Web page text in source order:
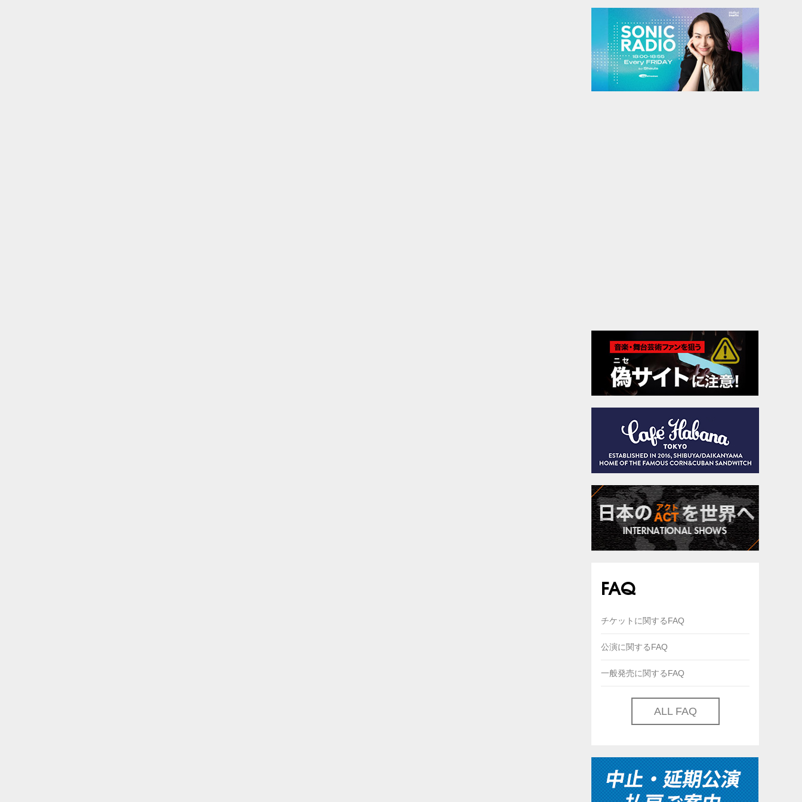
FAQ
チケットに関するFAQ
公演に関するFAQ
一般発売に関するFAQ
ALL FAQ